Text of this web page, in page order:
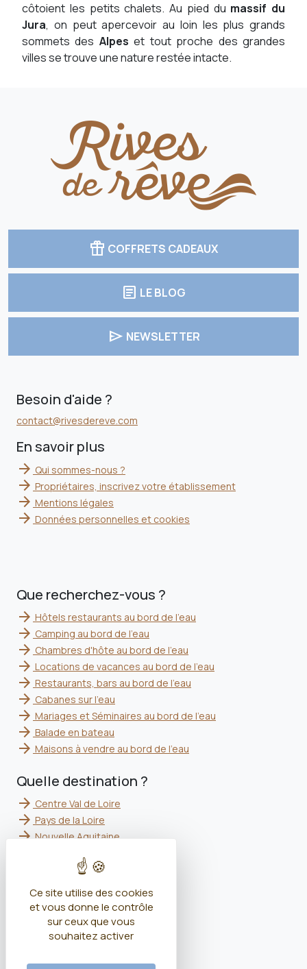
côtoient les petits chalets. Au pied du massif du
Jura, on peut apercevoir au loin les plus grands
sommets des Alpes et tout proche des grandes
villes se trouve une nature restée intacte.
featured_seasonal_and_gifts COFFRETS CADEAUX
article LE BLOG
send NEWSLETTER
Besoin d'aide ?
contact@rivesdereve.com
En savoir plus
arrow_forward Qui sommes-nous ?
arrow_forward Propriétaires, inscrivez votre établissement
arrow_forward Mentions légales
arrow_forward Données personnelles et cookies
Que recherchez-vous ?
arrow_forward Hôtels restaurants au bord de l'eau
arrow_forward Camping au bord de l'eau
arrow_forward Chambres d'hôte au bord de l'eau
arrow_forward Locations de vacances au bord de l'eau
arrow_forward Restaurants, bars au bord de l'eau
arrow_forward Cabanes sur l'eau
arrow_forward Mariages et Séminaires au bord de l'eau
arrow_forward Balade en bateau
arrow_forward Maisons à vendre au bord de l'eau
Quelle destination ?
arrow_forward Centre Val de Loire
arrow_forward Pays de la Loire
arrow_forward Nouvelle Aquitaine
Hauts de France
arrow_forward
arrow_forwardWeek end proche de Paris
Bourgogne Franche Comté
Grand Est
Ce site utilise des cookies
et vous donne le contrôle
sur ceux que vous
souhaitez activer